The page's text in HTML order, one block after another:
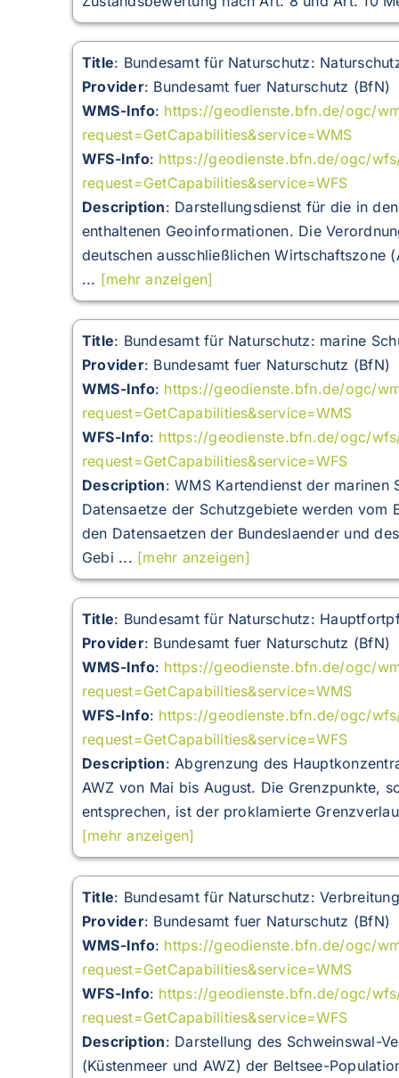
Title: Bundesamt für Naturschutz:
Provider: Bundesamt fuer Naturschutz (BfN)
WMS-Info: https://geodienste.bfn.de/ogc/
request=GetCapabilities&service=WMS
WFS-Info: https://geodienste.bfn.de/ogc/wfs/
request=GetCapabilities&service=WFS
Description: Darstellungsdienst für die in
enthaltenen Geoinformationen. Die
deutschen ausschließlichen Wirtschaftszone
... [mehr anzeigen]
Title: Bundesamt für Naturschutz: marine
Provider: Bundesamt fuer Naturschutz (BfN)
WMS-Info: https://geodienste.bfn.de/ogc/
request=GetCapabilities&service=WMS
WFS-Info: https://geodienste.bfn.de/ogc/
request=GetCapabilities&service=WFS
Description:WMS Kartendienst der marinen
Datensaetze der Schutzgebiete werden vom
den Datensaetzen der Bundeslaender und
Gebi ... [mehr anzeigen]
Title: Bundesamt für Naturschutz:
Provider: Bundesamt fuer Naturschutz (BfN)
WMS-Info: https://geodienste.bfn.de/ogc/
request=GetCapabilities&service=WMS
WFS-Info: https://geodienste.bfn.de/ogc/
request=GetCapabilities&service=WFS
Description:Abgrenzung des
AWZ von Mai bis August. Die Grenzpunkte,
entsprechen, ist der proklamierte
[mehr anzeigen]
Title: Bundesamt für Naturschutz:
Provider: Bundesamt fuer Naturschutz (BfN)
WMS-Info: https://geodienste.bfn.de/ogc/
request=GetCapabilities&service=WMS
WFS-Info: https://geodienste.bfn.de/ogc/
request=GetCapabilities&service=WFS
Description: Darstellung des Schweinswal-
(Küstenmeer und AWZ) der Beltsee-